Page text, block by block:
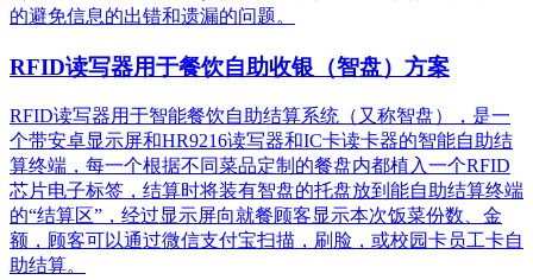
的避免信息的出错和遗漏的问题。
RFID读写器用于餐饮自助收银（智盘）方案
RFID读写器用于智能餐饮自助结算系统（又称智盘），是一
个带安卓显示屏和HR9216读写器和IC卡读卡器的智能自助结
算终端，每一个根据不同菜品定制的餐盘内都植入一个RFID
芯片电子标签，结算时将装有智盘的托盘放到能自助结算终端
的“结算区”，经过显示屏向就餐顾客显示本次饭菜份数、金
额，顾客可以通过微信支付宝扫描，刷脸，或校园卡员工卡自
助结算。